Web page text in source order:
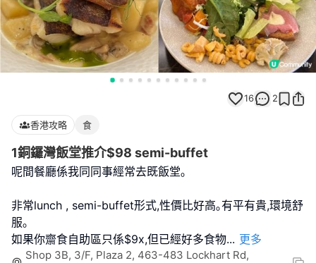
16 2
香港攻略 食
1銅鑼灣飯堂推介$98 semi-buffet
呢間餐廳係我同同事經常去既飯堂｡
非常lunch , semi-buffet形式,性價比好高｡有平有貴,環境舒
服｡
如果你齋食自助區只係$9x,但已經好多食物... 更多
Shop 3B, 3/F, Plaza 2, 463-483 Lockhart Rd,